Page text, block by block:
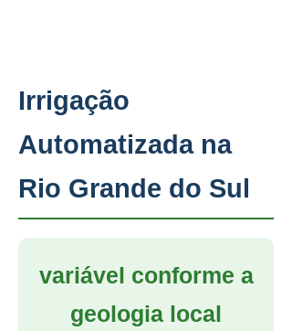
Irrigação
Automatizada na
Rio Grande do Sul
variável conforme a
geologia local